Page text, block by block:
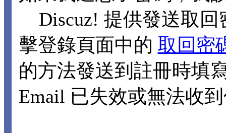
Discuz! 提供發送取回
擊登錄頁面中的 取回密
的方法發送到註冊時填
Email 已失效或無法收